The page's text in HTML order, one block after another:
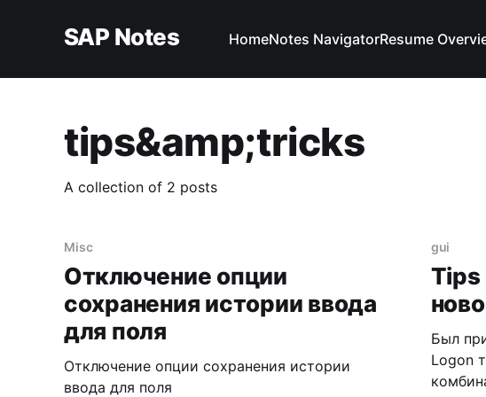
SAP Notes HomeNotes NavigatorResume
tips&amp;tricks
A collection of 2 posts
Misc
Отключение опции
сохранения истории ввода
для поля
Отключение опции сохранения истории
ввода для поля
gui
Tips
Был
Logon